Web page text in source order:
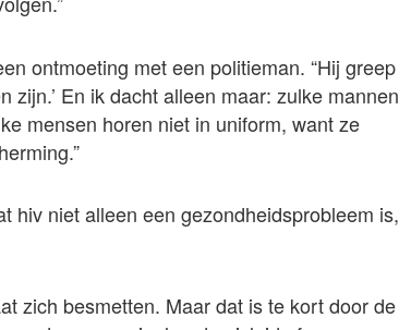
ontmoeting met een politieman. “Hij greep
zijn.’ En ik dacht alleen maar: zulke mannen
mensen horen niet in uniform, want ze
hiv niet alleen een gezondheidsprobleem is,
zich besmetten. Maar dat is te kort door de